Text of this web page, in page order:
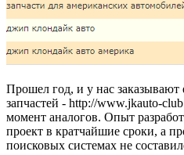
Прошел год, и у нас
запчастей - http://www.jkauto-
момент аналогов. Опыт
проект в кратчайшие сроки, а
поисковых системах не